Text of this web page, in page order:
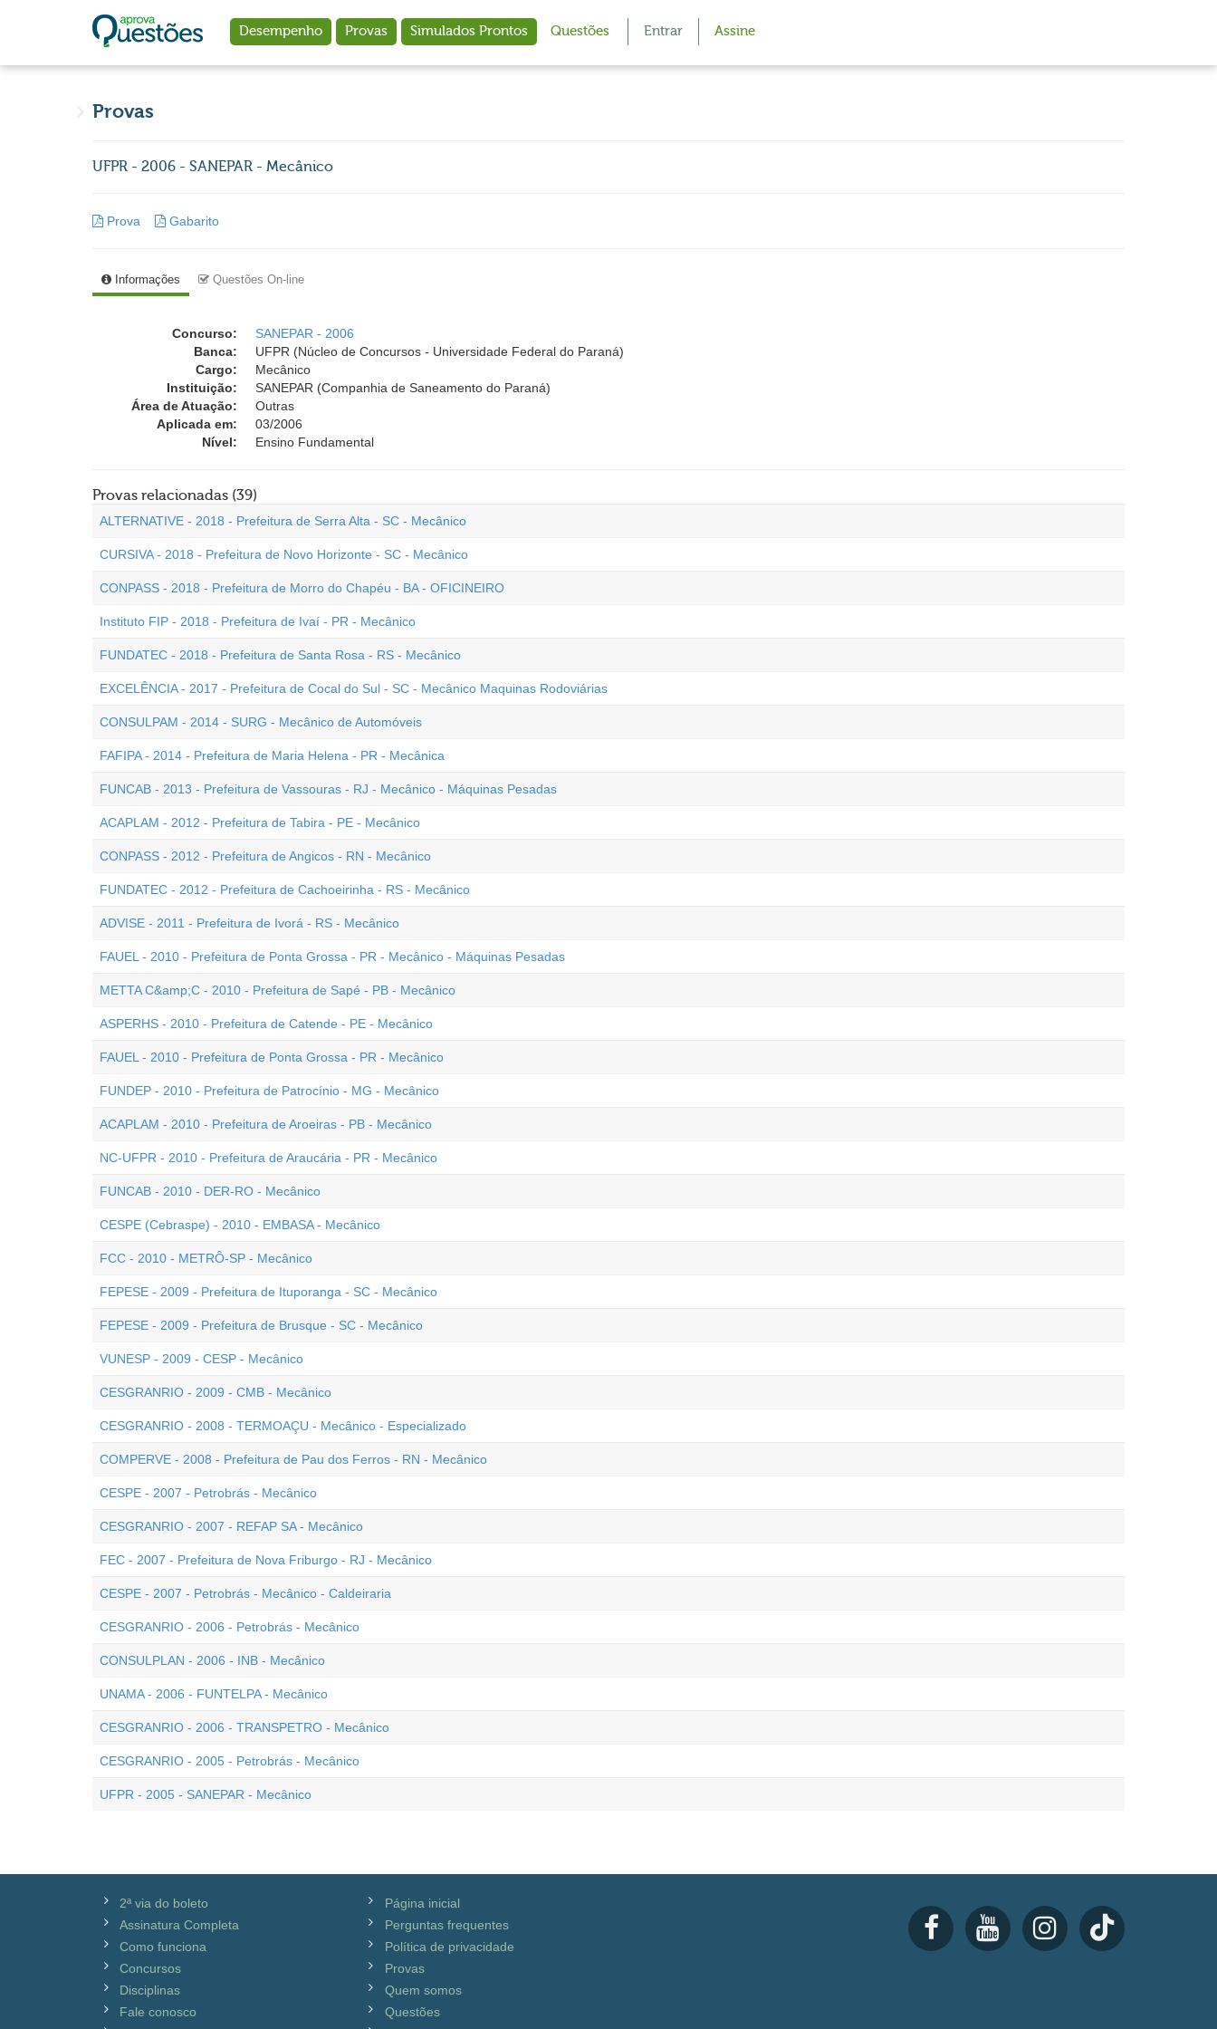
Desempenho Provas Simulados Prontos Questões Entrar Assine
Provas
UFPR - 2006 - SANEPAR - Mecânico
Prova Gabarito
Informações Questões On-line
Concurso:
SANEPAR - 2006
Banca:
UFPR (Núcleo de Concursos - Universidade Federal do Paraná)
Cargo:
Mecânico
Instituição:
SANEPAR (Companhia de Saneamento do Paraná)
Área de Atuação:
Outras
Aplicada em:
03/2006
Nível:
Ensino Fundamental
Provas relacionadas (39)
ALTERNATIVE - 2018 - Prefeitura de Serra Alta - SC - Mecânico
CURSIVA - 2018 - Prefeitura de Novo Horizonte - SC - Mecânico
CONPASS - 2018 - Prefeitura de Morro do Chapéu - BA - OFICINEIRO
Instituto FIP - 2018 - Prefeitura de Ivaí - PR - Mecânico
FUNDATEC - 2018 - Prefeitura de Santa Rosa - RS - Mecânico
EXCELÊNCIA - 2017 - Prefeitura de Cocal do Sul - SC - Mecânico Maquinas Rodoviárias
CONSULPAM - 2014 - SURG - Mecânico de Automóveis
FAFIPA - 2014 - Prefeitura de Maria Helena - PR - Mecânica
FUNCAB - 2013 - Prefeitura de Vassouras - RJ - Mecânico - Máquinas Pesadas
ACAPLAM - 2012 - Prefeitura de Tabira - PE - Mecânico
CONPASS - 2012 - Prefeitura de Angicos - RN - Mecânico
FUNDATEC - 2012 - Prefeitura de Cachoeirinha - RS - Mecânico
ADVISE - 2011 - Prefeitura de Ivorá - RS - Mecânico
FAUEL - 2010 - Prefeitura de Ponta Grossa - PR - Mecânico - Máquinas Pesadas
METTA C&amp;C - 2010 - Prefeitura de Sapé - PB - Mecânico
ASPERHS - 2010 - Prefeitura de Catende - PE - Mecânico
FAUEL - 2010 - Prefeitura de Ponta Grossa - PR - Mecânico
FUNDEP - 2010 - Prefeitura de Patrocínio - MG - Mecânico
ACAPLAM - 2010 - Prefeitura de Aroeiras - PB - Mecânico
NC-UFPR - 2010 - Prefeitura de Araucária - PR - Mecânico
FUNCAB - 2010 - DER-RO - Mecânico
CESPE (Cebraspe) - 2010 - EMBASA - Mecânico
FCC - 2010 - METRÔ-SP - Mecânico
FEPESE - 2009 - Prefeitura de Ituporanga - SC - Mecânico
FEPESE - 2009 - Prefeitura de Brusque - SC - Mecânico
VUNESP - 2009 - CESP - Mecânico
CESGRANRIO - 2009 - CMB - Mecânico
CESGRANRIO - 2008 - TERMOAÇU - Mecânico - Especializado
COMPERVE - 2008 - Prefeitura de Pau dos Ferros - RN - Mecânico
CESPE - 2007 - Petrobrás - Mecânico
CESGRANRIO - 2007 - REFAP SA - Mecânico
FEC - 2007 - Prefeitura de Nova Friburgo - RJ - Mecânico
CESPE - 2007 - Petrobrás - Mecânico - Caldeiraria
CESGRANRIO - 2006 - Petrobrás - Mecânico
CONSULPLAN - 2006 - INB - Mecânico
UNAMA - 2006 - FUNTELPA - Mecânico
CESGRANRIO - 2006 - TRANSPETRO - Mecânico
CESGRANRIO - 2005 - Petrobrás - Mecânico
UFPR - 2005 - SANEPAR - Mecânico
2ª via do boleto
Assinatura Completa
Como funciona
Concursos
Disciplinas
Fale conosco
Página inicial
Perguntas frequentes
Política de privacidade
Provas
Quem somos
Questões